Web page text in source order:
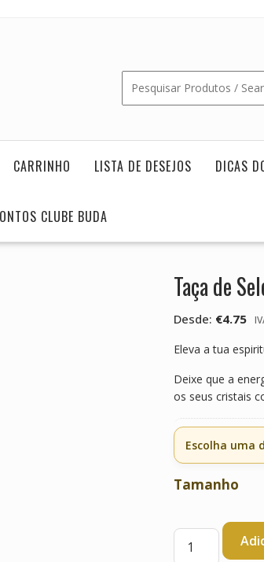
CARRINHO LISTA DE DESEJOS DICAS
CLUBE BUDA
Taça de
Desde: €4.75
Eleva a tua
Deixe que a
os seus cristais
Escolha uma
Tamanho
Quantidade